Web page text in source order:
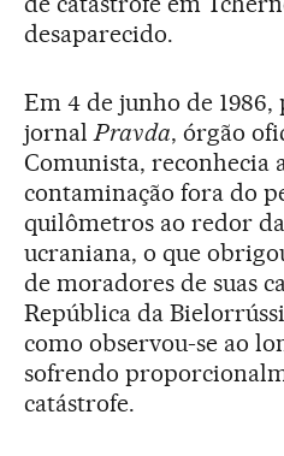
desaparecido.
Em 4 de junho de
jornalPravda, órgão
Comunista, reconhecia
contaminação fora do
quilômetros ao redor
ucraniana, o que
de moradores de suas
República da
como observou-se ao
sofrendo
catástrofe.